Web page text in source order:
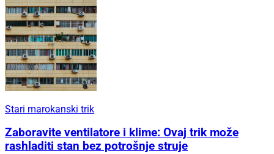
Stari marokanski trik
Zaboravite ventilatore i klime: Ovaj trik može
rashladiti stan bez potrošnje struje